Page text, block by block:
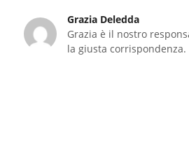
Grazia Deledda
Grazia è il nostro
la giusta